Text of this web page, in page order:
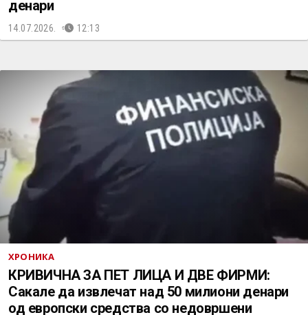
денари
14.07.2026. 12:13
ХРОНИКА
КРИВИЧНА ЗА ПЕТ ЛИЦА И ДВЕ ФИРМИ:
Сакале да извлечат над 50 милиони денари
од европски средства со недовршени